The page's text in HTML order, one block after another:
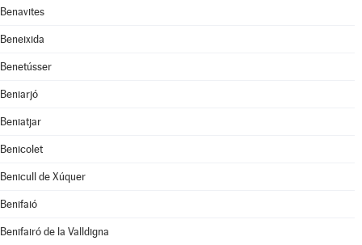
Benavites
Beneixida
Benetússer
Beniarjó
Beniatjar
Benicolet
Benicull de Xúquer
Benifaió
Benifairó de la Valldigna